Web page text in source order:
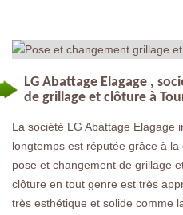
LG Abattage Elagage ,
de grillage et clôture à
La société LG Abattage Elagage
longtemps est réputée grâce à
pose et changement de grillage
clôture en tout genre est très
très esthétique et solide comme